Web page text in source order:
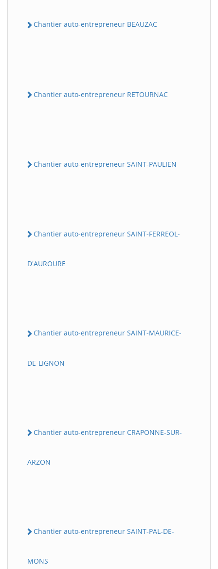
Chantier auto-entrepreneur BEAUZAC
Chantier auto-entrepreneur RETOURNAC
Chantier auto-entrepreneur SAINT-PAULIEN
Chantier auto-entrepreneur SAINT-FERREOL-
D'AUROURE
Chantier auto-entrepreneur SAINT-MAURICE-
DE-LIGNON
Chantier auto-entrepreneur CRAPONNE-SUR-
ARZON
Chantier auto-entrepreneur SAINT-PAL-DE-
MONS